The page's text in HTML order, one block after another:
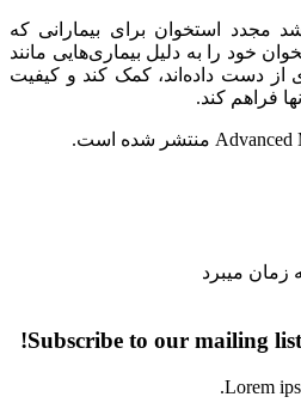
مجدد استخوان برای بیمارانی که
خود را به دلیل بیماری‌هایی مانند
دست داده‌اند، کمک کند و کیفیت
فراهم کند.
Subscribe to our mailing
Lorem